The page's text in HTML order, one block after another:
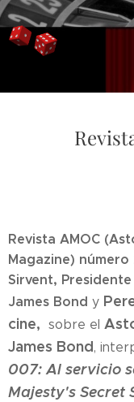
Revista AMOC
Magazine) número
Sirvent,
James Bond y
cine, sobre el
James Bond,
007: Al servicio
Majesty's Secret